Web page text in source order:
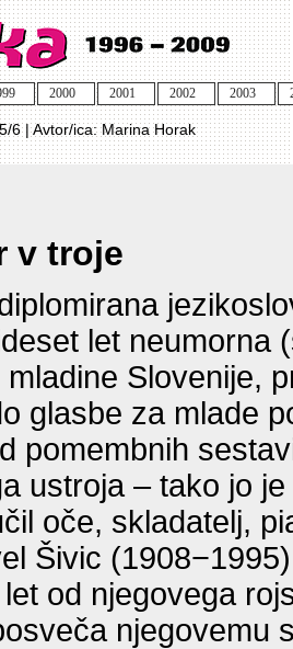
2000 2001 2002 2003
5/6| Avtor/ica:Marina Horak
v troje
let neumorna
Slovenije,
glasbe za mlade
pomembnih
ustroja – tako jo
oče, skladatelj,
Šivic
od njegovega
njegovemu